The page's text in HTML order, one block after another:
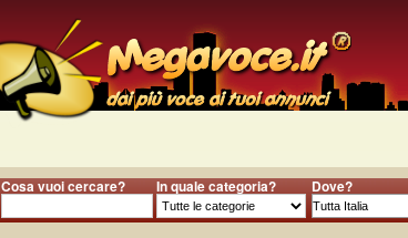
Cosa vuoi cercare? In quale categoria? Dove?